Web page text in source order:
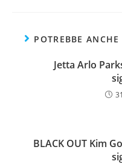
POTREBBE ANCHE
Jetta Arlo
BLACK OUT Kim